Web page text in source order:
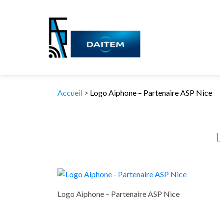
Accueil > Logo Aiphone – Partenaire ASP Nice
Logo Aiphone – Partenaire ASP Nice